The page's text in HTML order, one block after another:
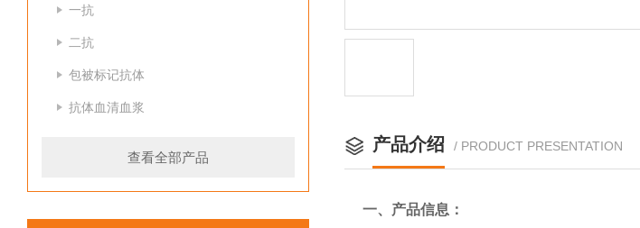
一抗
二抗
包被标记抗体
抗体血清血浆
查看全部产品
产品介绍 / PRODUCT PRESENTATION
一、产品信息：